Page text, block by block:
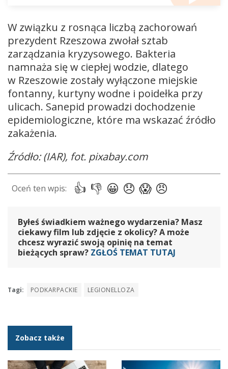
W związku z rosnąca liczbą zachorowań
prezydent Rzeszowa zwołał sztab
zarządzania kryzysowego. Bakteria
namnaża się w ciepłej wodzie, dlatego
w Rzeszowie zostały wyłączone miejskie
fontanny, kurtyny wodne i poidełka przy
ulicach. Sanepid prowadzi dochodzenie
epidemiologiczne, które ma wskazać źródło
zakażenia.
Źródło: (IAR), fot. pixabay.com
Byłeś świadkiem ważnego wydarzenia? Masz
ciekawy film lub zdjęcie z okolicy? A może
chcesz wyrazić swoją opinię na temat
bieżących spraw? ZGŁOŚ TEMAT TUTAJ
Tagi: PODKARPACKIE LEGIONELLOZA
Zobacz także